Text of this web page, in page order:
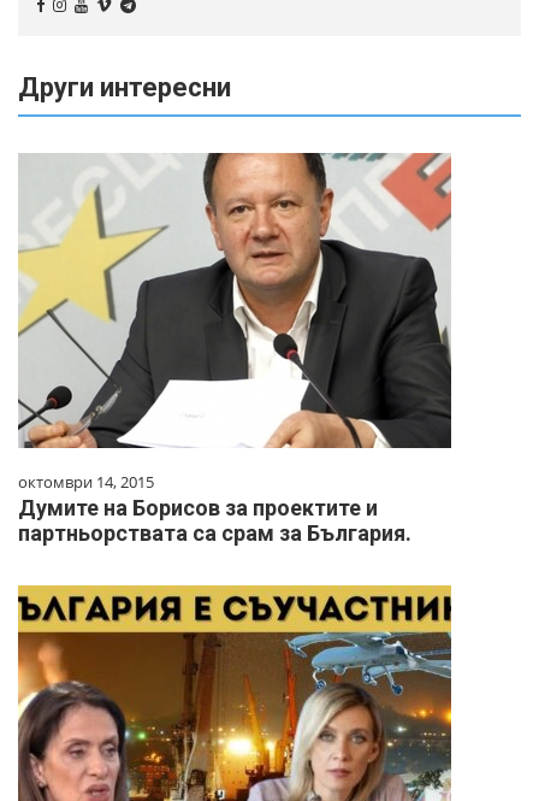
Други интересни
октомври 14, 2015
Думите на Борисов за проектите и
партньорствата са срам за България.